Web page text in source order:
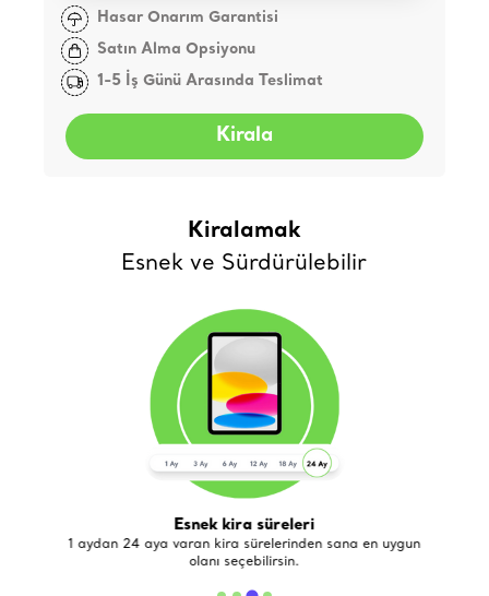
Hasar Onarım Garantisi
Satın Alma Opsiyonu
1-5 İş Günü Arasında Teslimat
Kirala
Kiralamak
Esnek ve Sürdürülebilir
Esnek kira süreleri
1 aydan 24 aya varan kira sürelerinden sana en uygun
olanı seçebilirsin.